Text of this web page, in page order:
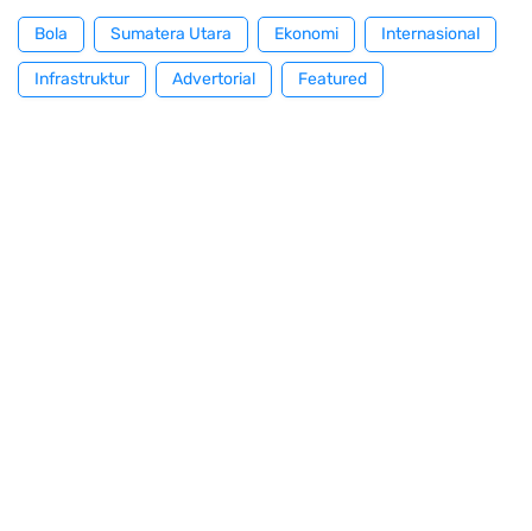
Bola Sumatera Utara Ekonomi Internasional
Infrastruktur Advertorial Featured